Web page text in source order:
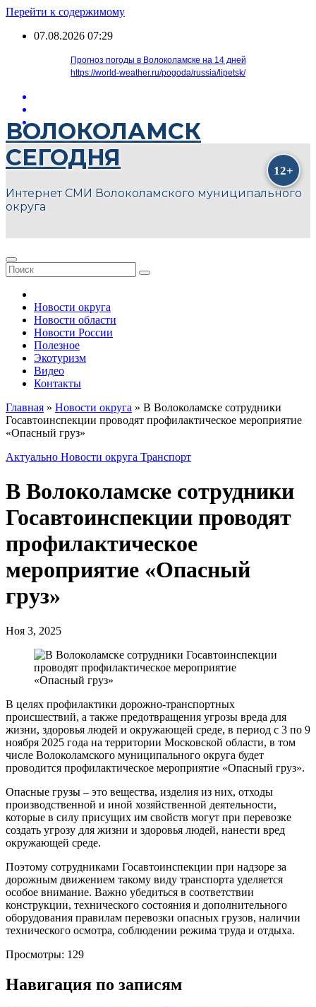
Перейти к содержимому
07.08.2026 07:29
Прогноз погоды в Волоколамске на 14 дней
https://world-weather.ru/pogoda/russia/lipetsk/
ВОЛОКОЛАМСК
СЕГОДНЯ
Интернет СМИ Волоколамского муниципального
округа
Новости округа
Новости области
Новости России
Полезное
Экотуризм
Видео
Контакты
Главная » Новости округа » В Волоколамске сотрудники
Госавтоинспекции проводят профилактическое мероприятие
«Опасный груз»
Актуально Новости округа Транспорт
В Волоколамске сотрудники
Госавтоинспекции проводят
профилактическое
мероприятие «Опасный
груз»
Ноя 3, 2025
В целях профилактики дорожно-транспортных
происшествий, а также предотвращения угрозы вреда для
жизни, здоровья людей и окружающей среде, в период с 3 по 9
ноября 2025 года на территории Московской области, в том
числе Волоколамского муниципального округа будет
проводится профилактическое мероприятие «Опасный груз».
Опасные грузы – это вещества, изделия из них, отходы
производственной и иной хозяйственной деятельности,
которые в силу присущих им свойств могут при перевозке
создать угрозу для жизни и здоровья людей, нанести вред
окружающей среде.
Поэтому сотрудниками Госавтоинспекции при надзоре за
дорожным движением такому виду транспорта уделяется
особое внимание. Важно убедиться в соответствии
конструкции, технического состояния и дополнительного
оборудования правилам перевозки опасных грузов, наличии
технического осмотра, соблюдении режима труда и отдыха.
Просмотры: 129
Навигация по записям